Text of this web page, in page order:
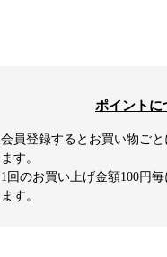
ポイントに
会員登録するとお買い物ご
ます。
1回のお買い上げ金額100円
ます。